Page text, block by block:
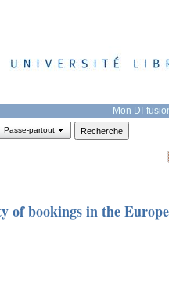
Mon DI-
Passe-partout
of bookings in the